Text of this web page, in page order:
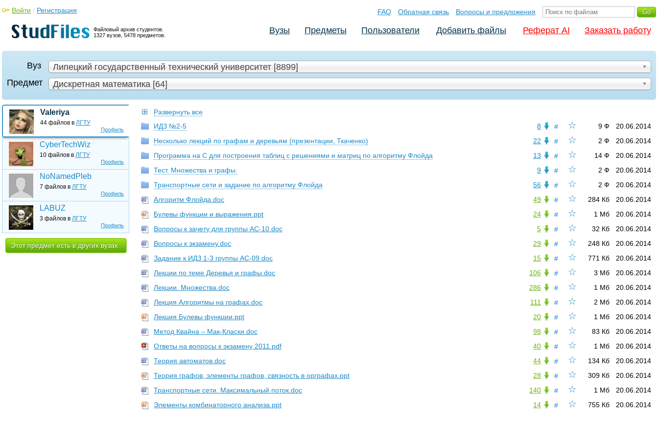
Файловый архив студентов.
1327 вузов, 5478 предметов.
Войти / Регистрация FAQ Обратная связь Вопросы и предложения
Вузы Предметы Пользователи Добавить файлы Реферат AI Заказать работу
Вуз
Липецкий государственный технический университет [8899]
Предмет
Дискретная математика [64]
Профиль
Valeriya
44 файлов в ЛГТУ
Профиль
CyberTechWiz
10 файлов в ЛГТУ
Профиль
NoNamedPleb
7 файлов в ЛГТУ
Профиль
LABUZ
3 файлов в ЛГТУ
Этот предмет есть в других вузах
Развернуть все
☆
# 20.06.2014
9 Ф
8
ИДЗ №2-5
☆
# 20.06.2014
2 Ф
22
Несколько лекций по графам и деревьям (презентации, Ткаченко)
☆
# 20.06.2014
14 Ф
13
Программа на С для построения таблиц с решениями и матриц по алгоритму Флойда
☆
# 20.06.2014
2 Ф
9
Тест. Множества и графы.
☆
# 20.06.2014
2 Ф
56
Транспортные сети и задание по алгоритму Флойда
☆
# 20.06.2014
284 Кб
49
Алгоритм Флойда.doc
☆
# 20.06.2014
1 Мб
24
Булевы функции и выражения.ppt
☆
# 20.06.2014
32 Кб
5
Вопросы к зачету для группы АС-10.doc
☆
# 20.06.2014
248 Кб
29
Вопросы к экзамену.doc
☆
# 20.06.2014
771 Кб
15
Задание к ИДЗ 1-3 группы АС-09.doc
☆
# 20.06.2014
3 Мб
106
Лекции по теме Деревья и графы.doc
☆
# 20.06.2014
1 Мб
286
Лекции. Множества.doc
☆
# 20.06.2014
2 Мб
111
Лекция Алгоритмы на графах.doc
☆
# 20.06.2014
1 Мб
20
Лекция Булевы функции.ppt
☆
# 20.06.2014
83 Кб
98
Метод Квайна – Мак-Класки.doc
☆
# 20.06.2014
1 Мб
40
Ответы на вопросы к экзамену 2011.pdf
☆
# 20.06.2014
134 Кб
44
Теория автоматов.doc
☆
# 20.06.2014
309 Кб
28
Теория графов, элементы графов, связность в орграфах.ppt
☆
# 20.06.2014
1 Мб
140
Транспортные сети. Максимальный поток.doc
☆
# 20.06.2014
755 Кб
14
Элементы комбинаторного анализа.ppt